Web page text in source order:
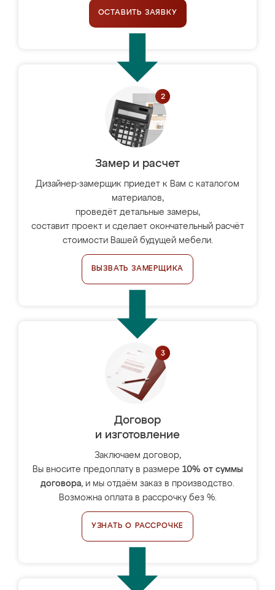
ОСТАВИТЬ ЗАЯВКУ
Замер и расчет
Дизайнер-замерщик приедет к Вам с каталогом
материалов,
проведёт детальные замеры,
составит проект и сделает окончательный расчёт
стоимости Вашей будущей мебели.
ВЫЗВАТЬ ЗАМЕРЩИКА
Договор
и изготовление
Заключаем договор,
Вы вносите предоплату в размере 10% от суммы
договора, и мы отдаём заказ в производство.
Возможна оплата в рассрочку без %.
УЗНАТЬ О РАССРОЧКЕ